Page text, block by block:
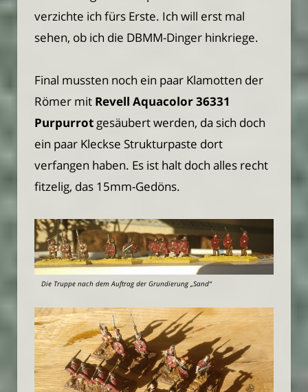
verzichte ich fürs Erste. Ich will erst mal
sehen, ob ich die DBMM-Dinger hinkriege.
Final mussten noch ein paar Klamotten der
Römer mit Revell Aquacolor 36331
Purpurrot gesäubert werden, da sich doch
ein paar Kleckse Strukturpaste dort
verfangen haben. Es ist halt doch alles recht
fitzelig, das 15mm-Gedöns.
Die Truppe nach dem Auftrag der Grundierung „Sand“